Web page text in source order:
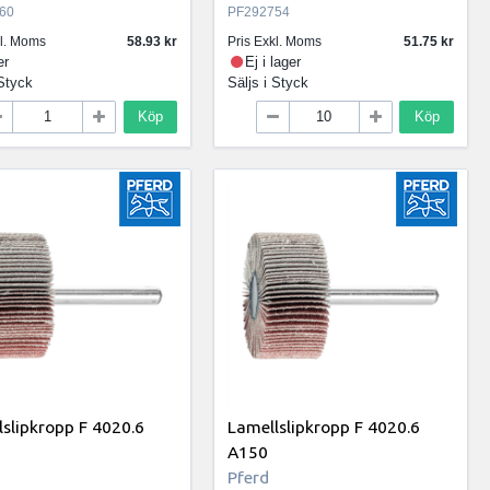
Moms
58.93
Köp
PF292754
Pris Exkl. Moms
51.75
Ej i lager
Säljs iStyck
Köp
F 4020.6
Lamellslipkropp F 4020.6
A150
Pferd